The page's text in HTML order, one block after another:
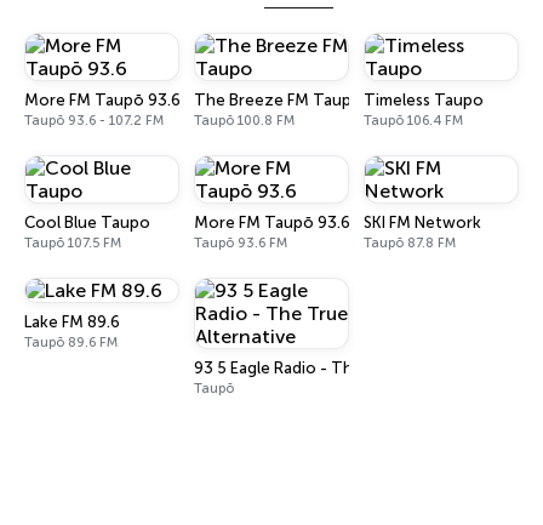
More FM Taupō 93.6
Taupō 93.6 - 107.2 FM
The Breeze FM Taupo
Taupō 100.8 FM
Timeless Taupo
Taupō 106.4 FM
Cool Blue Taupo
Taupō 107.5 FM
More FM Taupō 93.6
Taupō 93.6 FM
SKI FM Network
Taupō 87.8 FM
Lake FM 89.6
Taupō 89.6 FM
93 5 Eagle Radio - The True Alternative
Taupō